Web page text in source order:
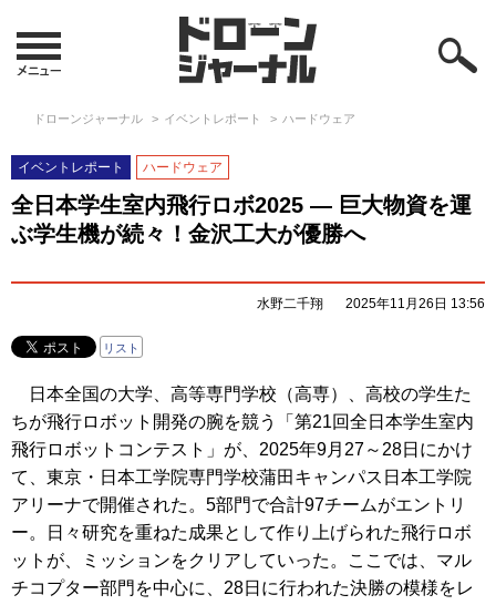
ドローンジャーナル イベントレポート ハードウェア
イベントレポート ハードウェア
全日本学生室内飛行ロボ2025 — 巨大物資を運
ぶ学生機が続々！金沢工大が優勝へ
水野二千翔 2025年11月26日 13:56
リスト
日本全国の大学、高等専門学校（高専）、高校の学生た
ちが飛行ロボット開発の腕を競う「第21回全日本学生室内
飛行ロボットコンテスト」が、2025年9月27～28日にかけ
て、東京・日本工学院専門学校蒲田キャンパス日本工学院
アリーナで開催された。5部門で合計97チームがエントリ
ー。日々研究を重ねた成果として作り上げられた飛行ロボ
ットが、ミッションをクリアしていった。ここでは、マル
チコプター部門を中心に、28日に行われた決勝の模様をレ